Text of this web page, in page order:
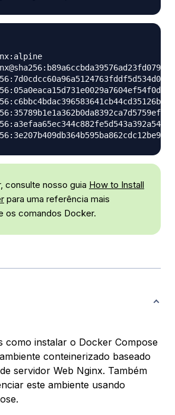
consulte nosso guia How to Install
para uma referência mais
os comandos Docker.
como instalar o Docker Compose
conteinerizado baseado
servidor Web Nginx. Também
este ambiente usando